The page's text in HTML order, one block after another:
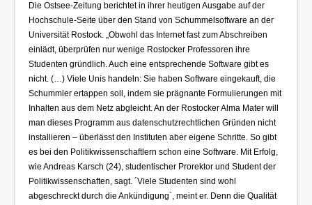
Mitglied werden!
Kontakt und Impressum
Die Ostsee-Zeitung berichtet in ihrer heutigen Ausgabe auf der
Hochschule-Seite über den Stand von Schummelsoftware an der
Universität Rostock. „Obwohl das Internet fast zum Abschreiben
einlädt, überprüfen nur wenige Rostocker Professoren ihre
Studenten gründlich. Auch eine entsprechende Software gibt es
nicht. (…) Viele Unis handeln: Sie haben Software eingekauft, die
Schummler ertappen soll, indem sie prägnante Formulierungen mit
Inhalten aus dem Netz abgleicht. An der Rostocker Alma Mater will
man dieses Programm aus datenschutzrechtlichen Gründen nicht
installieren – überlässt den Instituten aber eigene Schritte. So gibt
es bei den Politikwissenschaftlern schon eine Software. Mit Erfolg,
wie Andreas Karsch (24), studentischer Prorektor und Student der
Politikwissenschaften, sagt. ´Viele Studenten sind wohl
abgeschreckt durch die Ankündigung`, meint er. Denn die Qualität